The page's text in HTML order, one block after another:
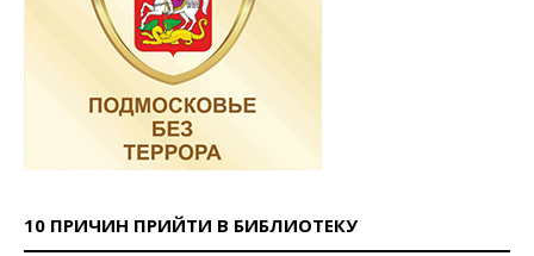
10 ПРИЧИН ПРИЙТИ В БИБЛИОТЕКУ